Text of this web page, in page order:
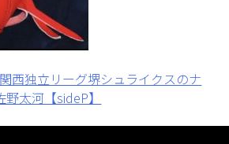
西独立リーグ堺シュライクスのナ
太河【sideP】